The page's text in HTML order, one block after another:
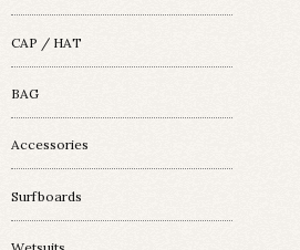
CAP / HAT
BAG
Accessories
Surfboards